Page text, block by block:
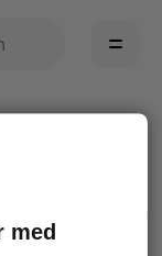
det.
försök igen
med